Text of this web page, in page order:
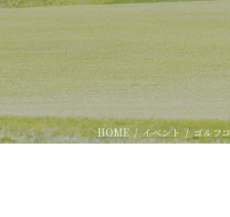
HOME イベント ゴルフ